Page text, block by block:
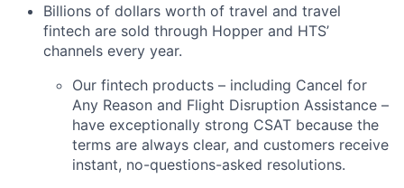
Billions of dollars worth of travel and travel
fintech are sold through Hopper and HTS’
channels every year.
Our fintech products – including Cancel for
Any Reason and Flight Disruption Assistance –
have exceptionally strong CSAT because the
terms are always clear, and customers receive
instant, no-questions-asked resolutions.